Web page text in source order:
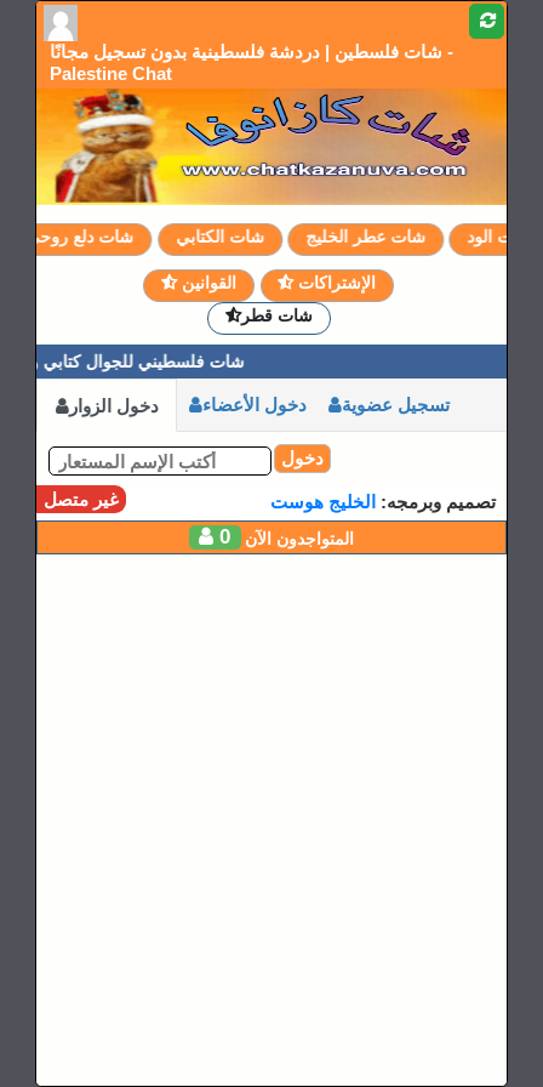
شات فلسطين | دردشة فلسطينية بدون تسجيل مجانًا -
Palestine Chat
شات دلع روحي شات الكتابي شات عطر الخليج شات الود
القوانين
الإشتراكات
شات قطر
شات فلسطيني للجوال كتابي
دخول الزوار دخول الأعضاء تسجيل عضوية
دخول
غير متصل
تصميم وبرمجه: الخليج هوست
0 المتواجدون الآن